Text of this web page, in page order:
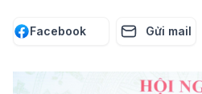
Facebook Gửi mail